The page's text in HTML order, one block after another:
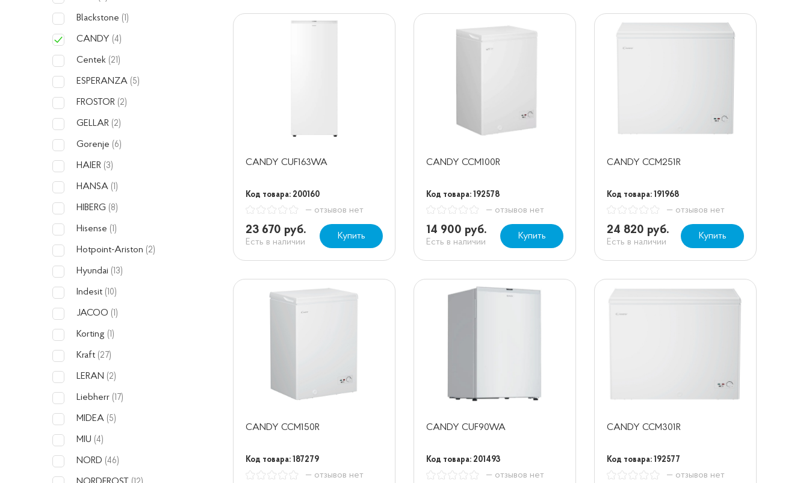
Blackstone (1)
CANDY (4)
Centek (21)
ESPERANZA (5)
FROSTOR (2)
GELLAR (2)
Gorenje (6)
HAIER (3)
HANSA (1)
HIBERG (8)
Hisense (1)
Hotpoint-Ariston (2)
Hyundai (13)
Indesit (10)
JACOO (1)
Korting (1)
Kraft (27)
LERAN (2)
Liebherr (17)
MIDEA (5)
MIU (4)
NORD (46)
CANDY CUF163WA
Код товара: 200160
— отзывов нет
23 670 руб.
Есть в наличии
Купить
CANDY CCM100R
Код товара: 192578
— отзывов нет
14 900 руб.
Есть в наличии
Купить
CANDY CCM251R
Код товара: 191968
— отзывов нет
24 820 руб.
Есть в наличии
Купить
CANDY CCM150R
Код товара: 187279
— отзывов нет
CANDY CUF90WA
Код товара: 201493
— отзывов нет
CANDY CCM301R
Код товара: 192577
— отзывов нет